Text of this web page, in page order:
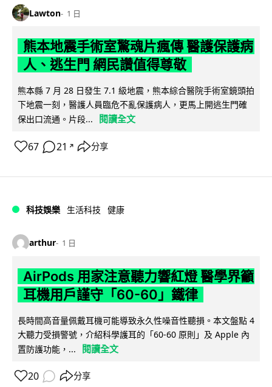
Lawton 1 日
熊本地震手術室驚魂片瘋傳 醫護保護病
人、逃生門 網民讚值得尊敬
熊本縣 7 月 28 日發生 7.1 級地震，熊本綜合醫院手術室鏡頭拍
下地震一刻，醫護人員臨危不亂保護病人，更馬上開逃生門確
保出口流通。片段...
閱讀全文
67 21 ↗ 分享
科技娛樂 生活科技 健康
arthur 1 日
AirPods 用家注意聽力響紅燈 醫學界籲
耳機用戶謹守「60-60」鐵律
長時間高音量佩戴耳機可能導致永久性噪音性聽損。本文盤點 4
大聽力受損警號，介紹科學護耳的「60-60 原則」及 Apple 內
置防護功能，...
閱讀全文
20 分享